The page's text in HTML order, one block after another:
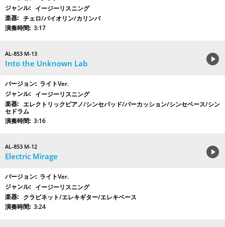
イージーリスニング
チェロ/バイオリン/カリンバ
3:17
AL-853 M-13
Into the Unknown Lab
ライトVer.
イージーリスニング
エレクトリックピアノ/シンセパッド/パーカッション/シンセベース/シン
セドラム
3:16
AL-853 M-12
Electric Mirage
ライトVer.
イージーリスニング
クラビネット/エレキギター/エレキベース
3:24